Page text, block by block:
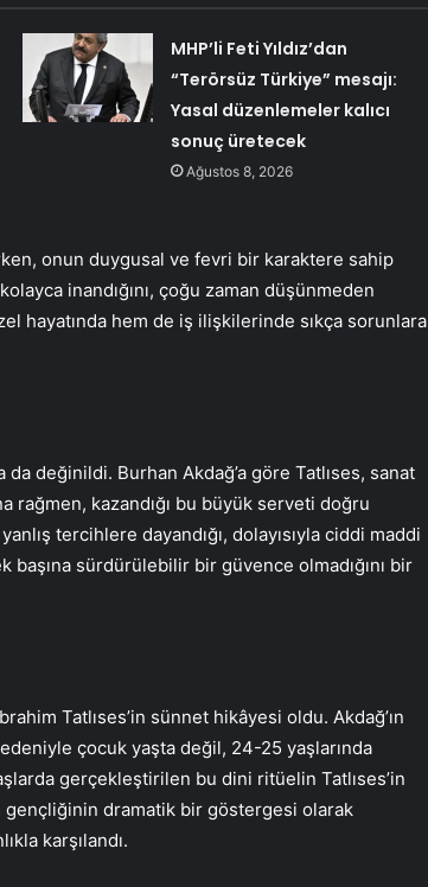
MHP’li Feti Yıldız’dan
“Terörsüz Türkiye” mesajı:
Yasal düzenlemeler kalıcı
sonuç üretecek
Ağustos 8, 2026
onun duygusal ve fevri bir karaktere sahip
inandığını, çoğu zaman düşünmeden
hayatında hem de iş ilişkilerinde sıkça sorunlara
değinildi. Burhan Akdağ’a göre Tatlıses, sanat
rağmen, kazandığı bu büyük serveti doğru
tercihlere dayandığı, dolayısıyla ciddi maddi
başına sürdürülebilir bir güvence olmadığını bir
Tatlıses’in sünnet hikâyesi oldu. Akdağ’ın
çocuk yaşta değil, 24-25 yaşlarında
gerçekleştirilen bu dini ritüelin Tatlıses’in
gençliğinin dramatik bir göstergesi olarak
karşılandı.